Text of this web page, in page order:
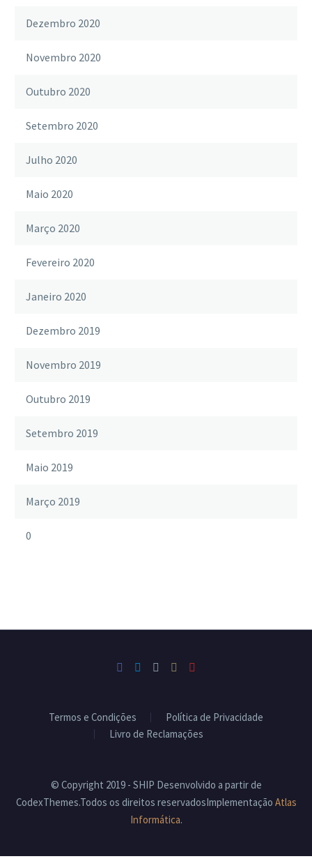
Dezembro 2020
Novembro 2020
Outubro 2020
Setembro 2020
Julho 2020
Maio 2020
Março 2020
Fevereiro 2020
Janeiro 2020
Dezembro 2019
Novembro 2019
Outubro 2019
Setembro 2019
Maio 2019
Março 2019
0
Termos e Condições
Política de Privacidade
Livro de Reclamações
© Copyright 2019 - SHIP Desenvolvido a partir de
CodexThemes.Todos os direitos reservadosImplementação Atlas
Informática.